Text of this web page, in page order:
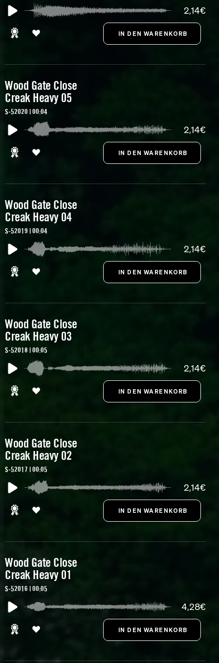
2,14€
Wood Gate Close
Creak Heavy 05
S-52020 | 00:04
2,14€
Wood Gate Close
Creak Heavy 04
S-52019 | 00:04
2,14€
Wood Gate Close
Creak Heavy 03
S-52018 | 00:05
2,14€
Wood Gate Close
Creak Heavy 02
S-52017 | 00:05
2,14€
Wood Gate Close
Creak Heavy 01
S-52016 | 00:05
4,28€